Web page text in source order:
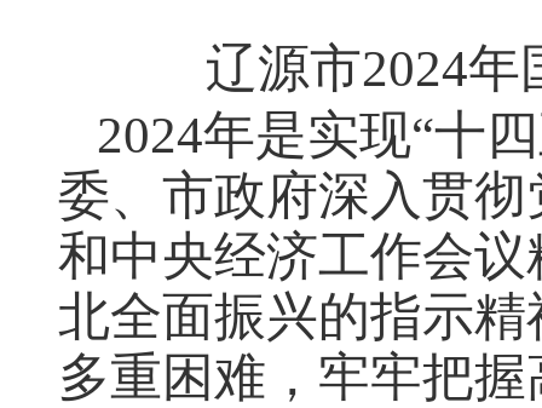
辽源市2024
2024年是实现“十
委、市政府深入贯
和中央经济工作会
北全面振兴的指示
多重困难，牢牢把